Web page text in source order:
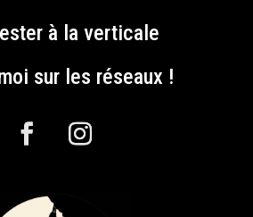
à la verticale
sur les réseaux !